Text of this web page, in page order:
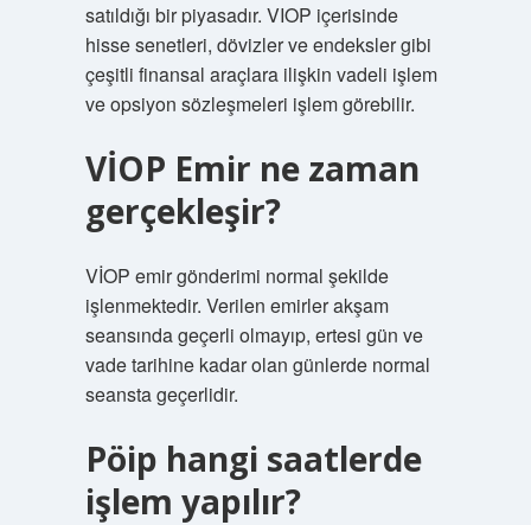
satıldığı bir piyasadır. VIOP içerisinde
hisse senetleri, dövizler ve endeksler gibi
çeşitli finansal araçlara ilişkin vadeli işlem
ve opsiyon sözleşmeleri işlem görebilir.
VİOP Emir ne zaman
gerçekleşir?
VİOP emir gönderimi normal şekilde
işlenmektedir. Verilen emirler akşam
seansında geçerli olmayıp, ertesi gün ve
vade tarihine kadar olan günlerde normal
seansta geçerlidir.
Pöip hangi saatlerde
işlem yapılır?